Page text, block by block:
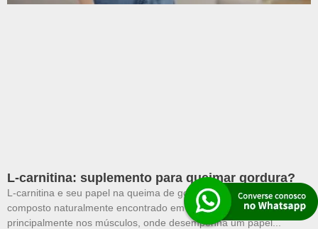
L-carnitina: suplemento para queimar gordura?
L-carnitina e seu papel na queima de gordura A L-carnitina é um
composto naturalmente encontrado em nosso organismo,
principalmente nos músculos, onde desempenha um papel